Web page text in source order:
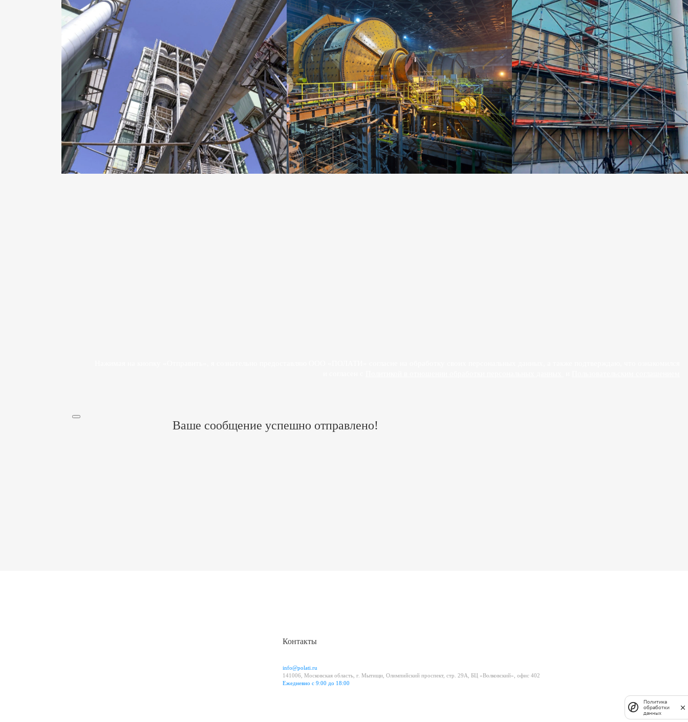
Ваше сообщение успешно отправлено!
Контакты
info@polati.ru
141006, Московская область, г. Мытищи, Олимпийский проспект, стр. 29А, БЦ «Волковский», офис 402
Ежедневно с 9:00 до 18:00
Политика
обработки
данных